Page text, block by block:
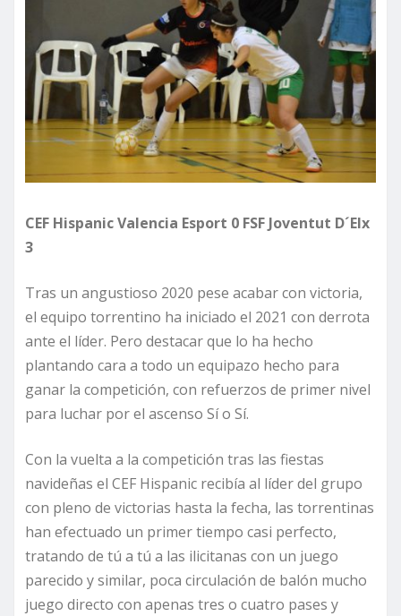
CEF Hispanic Valencia Esport 0 FSF Joventut D´Elx
3
Tras un angustioso 2020 pese acabar con victoria,
el equipo torrentino ha iniciado el 2021 con derrota
ante el líder. Pero destacar que lo ha hecho
plantando cara a todo un equipazo hecho para
ganar la competición, con refuerzos de primer nivel
para luchar por el ascenso Sí o Sí.
Con la vuelta a la competición tras las fiestas
navideñas el CEF Hispanic recibía al líder del grupo
con pleno de victorias hasta la fecha, las torrentinas
han efectuado un primer tiempo casi perfecto,
tratando de tú a tú a las ilicitanas con un juego
parecido y similar, poca circulación de balón mucho
juego directo con apenas tres o cuatro pases y